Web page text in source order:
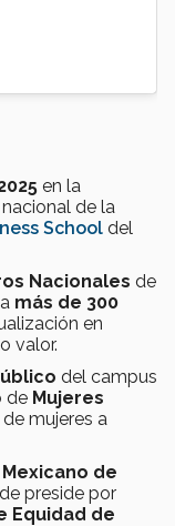
en la
de la
School del
Nacionales de
más de 300
en
valor.
del campus
de Mujeres
mujeres a
de
preside por
Equidad de